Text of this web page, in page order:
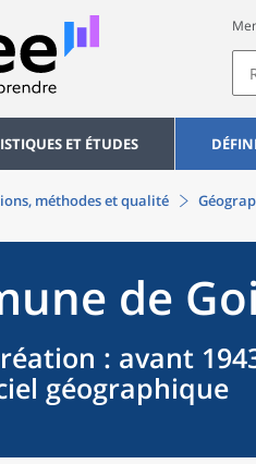
ET ÉTUDES
méthodes et qualité
de
: avant
géographique